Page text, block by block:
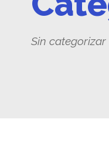
Sin categorizar